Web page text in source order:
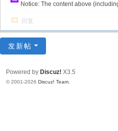
Notice: The content above
回复
发新帖
Powered by Discuz! X3.5
© 2001-2026 Discuz! Team